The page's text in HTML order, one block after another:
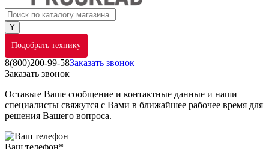
Подобрать технику
8(800)200-99-58Заказать звонок
Заказать звонок
Оставьте Ваше сообщение и контактные данные и наши
специалисты свяжутся с Вами в ближайшее рабочее время для
решения Вашего вопроса.
Ваш телефон*